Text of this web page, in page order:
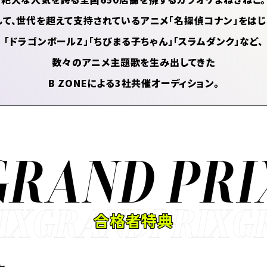
て、世代を超えて支持されているアニメ「名探偵コナン」をはじ
「ドラゴンボールZ」「ちびまる子ちゃん」 「スラムダンク」など、
数々のアニメ主題歌を生み出してきた
B ZONEによる3社共催オーディション。
合格者特典